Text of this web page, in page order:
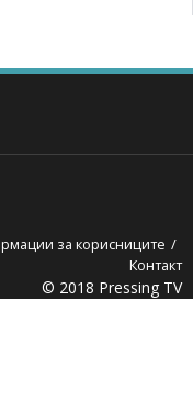
за корисниците
Контакт
© 2018 Pressing TV